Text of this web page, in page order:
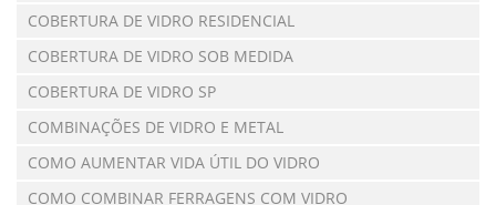
COBERTURA DE VIDRO RESIDENCIAL
COBERTURA DE VIDRO SOB MEDIDA
COBERTURA DE VIDRO SP
COMBINAÇÕES DE VIDRO E METAL
COMO AUMENTAR VIDA ÚTIL DO VIDRO
COMO COMBINAR FERRAGENS COM VIDRO